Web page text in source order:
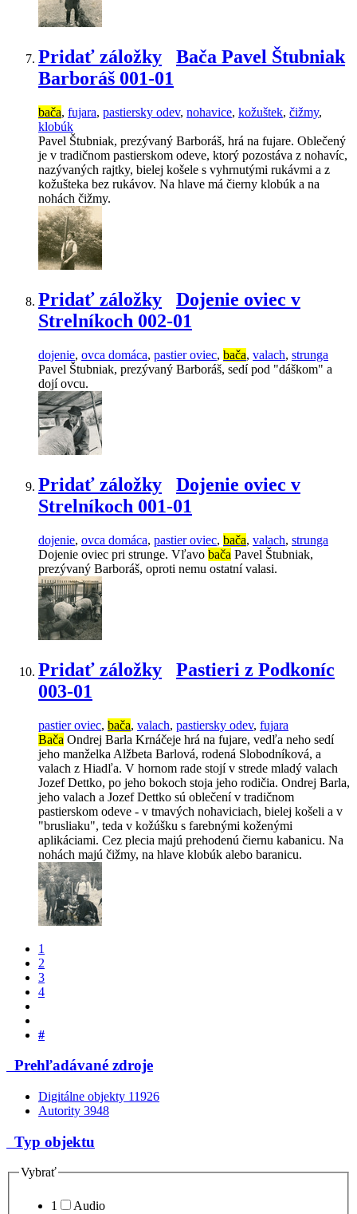
Pridať záložky
Bača Pavel Štubniak
Barboráš 001-01
bača, fujara, pastiersky odev, nohavice, kožuštek, čižmy,
klobúk
Pavel Štubniak, prezývaný Barboráš, hrá na fujare. Oblečený
je v tradičnom pastierskom odeve, ktorý pozostáva z nohavíc,
nazývaných rajtky, bielej košele s vyhrnutými rukávmi a z
kožušteka bez rukávov. Na hlave má čierny klobúk a na
nohách čižmy.
Pridať záložky
Dojenie oviec v
Strelníkoch 002-01
dojenie, ovca domáca, pastier oviec, bača, valach, strunga
Pavel Štubniak, prezývaný Barboráš, sedí pod "dáškom" a
dojí ovcu.
Pridať záložky
Dojenie oviec v
Strelníkoch 001-01
dojenie, ovca domáca, pastier oviec, bača, valach, strunga
Dojenie oviec pri strunge. Vľavo bača Pavel Štubniak,
prezývaný Barboráš, oproti nemu ostatní valasi.
Pridať záložky
Pastieri z Podkoníc
003-01
pastier oviec, bača, valach, pastiersky odev, fujara
Bača Ondrej Barla Krnáčeje hrá na fujare, vedľa neho sedí
jeho manželka Alžbeta Barlová, rodená Slobodníková, a
valach z Hiadľa. V hornom rade stojí v strede mladý valach
Jozef Dettko, po jeho bokoch stoja jeho rodičia. Ondrej Barla,
jeho valach a Jozef Dettko sú oblečení v tradičnom
pastierskom odeve - v tmavých nohaviciach, bielej košeli a v
"brusliaku", teda v kožúšku s farebnými koženými
aplikáciami. Cez plecia majú prehodenú čiernu kabanicu. Na
nohách majú čižmy, na hlave klobúk alebo baranicu.
1
2
3
4
#
Prehľadávané zdroje
Digitálne objekty 11926
Autority 3948
Typ objektu
Vybrať
1
Audio